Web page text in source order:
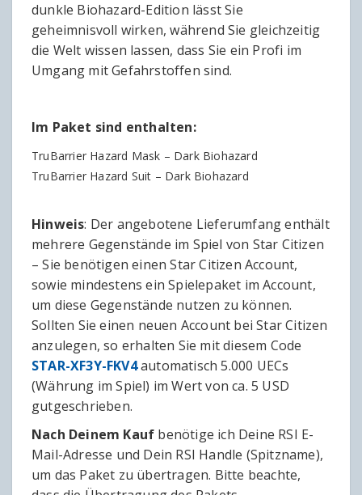
dunkle Biohazard-Edition lässt Sie
geheimnisvoll wirken, während Sie gleichzeitig
die Welt wissen lassen, dass Sie ein Profi im
Umgang mit Gefahrstoffen sind.
Im Paket sind enthalten:
TruBarrier Hazard Mask – Dark Biohazard
TruBarrier Hazard Suit – Dark Biohazard
Hinweis: Der angebotene Lieferumfang enthält
mehrere Gegenstände im Spiel von Star Citizen
– Sie benötigen einen Star Citizen Account,
sowie mindestens ein Spielepaket im Account,
um diese Gegenstände nutzen zu können.
Sollten Sie einen neuen Account bei Star Citizen
anzulegen, so erhalten Sie mit diesem Code
STAR-XF3Y-FKV4automatisch 5.000 UECs
(Währung im Spiel) im Wert von ca. 5 USD
gutgeschrieben.
Nach Deinem Kauf benötige ich Deine RSI E-
Mail-Adresse und Dein RSI Handle (Spitzname),
um das Paket zu übertragen. Bitte beachte,